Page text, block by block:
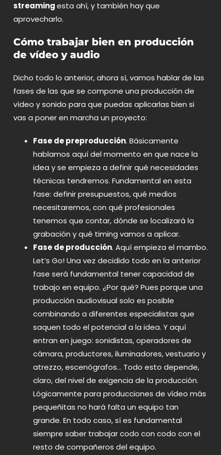
streamingesta ahí, y también hay que
aprovecharlo.
Cómo trabajar bien en producción
de vídeo y audio
Dicho todo lo anterior, ahora sí, vamos hablar de las
fases de las que se compone una producción de
vídeo y sonido para que puedas aplicarlas bien si
vas a poner en marcha un proyecto:
Fase de preproducción. Básicamente
hablamos aquí del momento en que nace la
idea y se empieza a definir qué necesidades
técnicas tendremos. Fundamental en esta
fase: definir presupuestos, qué medios
necesitaremos, con qué profesionales
tenemos que contar, dónde se localizará la
grabación y qué timing vamos a aplicar.
Fase de producción. Aquí empieza el mambo.
Let’s Go! Una vez decidido todo en la anterior
fase será fundamental tener capacidad de
trabajo en equipo. ¿Por qué? Pues porque una
producción audiovisual solo es posible
combinando a diferentes especialistas que
saquen todo el potencial a la idea. Y aquí
entran en juego: sonidistas, operadores de
cámara, productores, iluminadores, vestuario y
atrezzo, escenógrafos… Todo esto depende,
claro, del nivel de exigencia de la producción.
Lógicamente para producciones de vídeo más
pequeñitas no hará falta un equipo tan
grande. En todo caso, sí es fundamental
siempre saber trabajar codo con codo con el
resto de compañeros del equipo.